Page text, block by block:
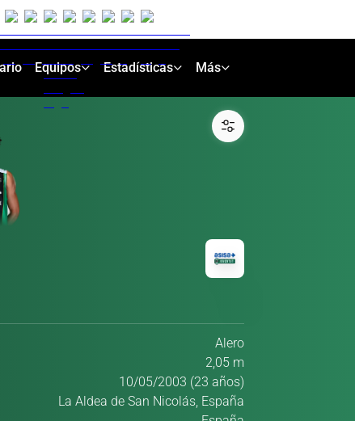
Equipos Estadísticas Más
Alero
2,05 m
10/05/2003 (23 años)
La Aldea de San Nicolás, España